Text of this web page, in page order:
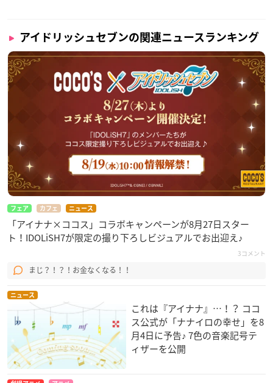
アイドリッシュセブンの関連ニュースランキング
フェア カフェ ニュース
「アイナナ×ココス」コラボキャンペーンが8月27日スター
ト！IDOLiSH7が限定の撮り下ろしビジュアルでお出迎え♪
3コメント
まじ？！？！お金なくなる！！
ニュース
これは『アイナナ』…！？ ココ
ス公式が「ナナイロの幸せ」を8
月4日に予告♪ 7色の音楽記号テ
ィザーを公開